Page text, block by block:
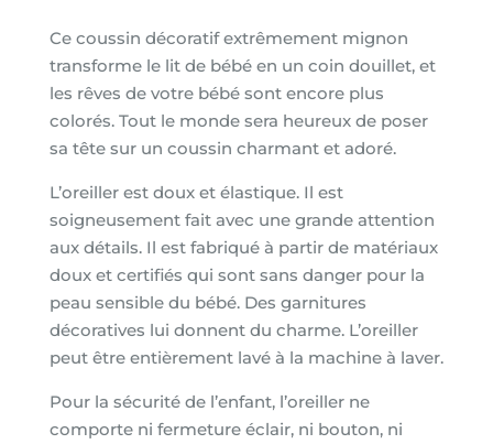
Ce coussin décoratif extrêmement mignon
transforme le lit de bébé en un coin douillet, et
les rêves de votre bébé sont encore plus
colorés. Tout le monde sera heureux de poser
sa tête sur un coussin charmant et adoré.
L’oreiller est doux et élastique. Il est
soigneusement fait avec une grande attention
aux détails. Il est fabriqué à partir de matériaux
doux et certifiés qui sont sans danger pour la
peau sensible du bébé. Des garnitures
décoratives lui donnent du charme. L’oreiller
peut être entièrement lavé à la machine à laver.
Pour la sécurité de l’enfant, l’oreiller ne
comporte ni fermeture éclair, ni bouton, ni